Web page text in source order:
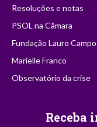
Resoluções e notas
PSOL na Câmara
Fundação Lauro
Marielle Franco
Observatório da crise
Receba